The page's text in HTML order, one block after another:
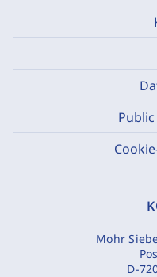
Mohr
D-